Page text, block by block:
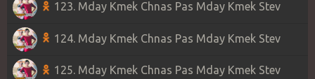
123. Mday Kmek Chnas Pas Mday Kmek Stev
124. Mday Kmek Chnas Pas Mday Kmek Stev
125. Mday Kmek Chnas Pas Mday Kmek Stev